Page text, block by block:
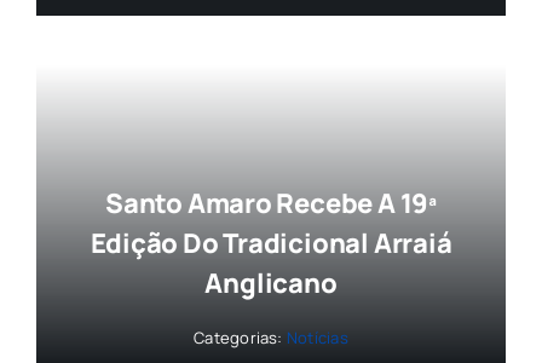
Santo Amaro Recebe A 19ª
Edição Do Tradicional Arraiá
Anglicano
Categorias: Notícias